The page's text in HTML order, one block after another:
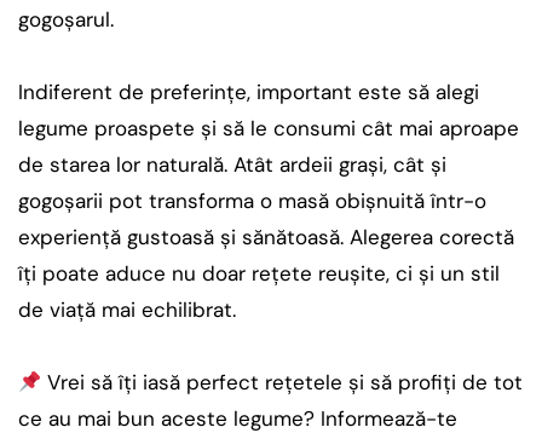
gogoșarul.
Indiferent de preferințe, important este să alegi
legume proaspete și să le consumi cât mai aproape
de starea lor naturală. Atât ardeii grași, cât și
gogoșarii pot transforma o masă obișnuită într-o
experiență gustoasă și sănătoasă. Alegerea corectă
îți poate aduce nu doar rețete reușite, ci și un stil
de viață mai echilibrat.
Vrei să îți iasă perfect rețetele și să profiți de tot
ce au mai bun aceste legume? Informează-te